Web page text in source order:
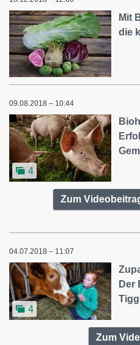
Mit
die
09.08.2018 – 10:44
4
Zum
04.07.2018 – 11:07
4
Der
Zum